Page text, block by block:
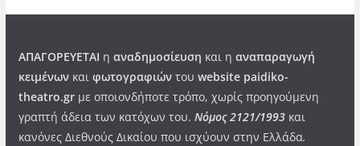
ΑΠΑΓΟΡΕΥΕΤΑΙ η αναδημοσίευση και η αναπαραγωγή
κειμένωνκαι φωτογραφιώντου website paidiko-
theatro.grμε οποιονδήποτε τρόπο, χωρίς προηγούμενη
γραπτή άδεια των κατόχων του. Νόμος 2121/1993και
κανόνες Διεθνούς Δικαίου που ισχύουν στην Ελλάδα.